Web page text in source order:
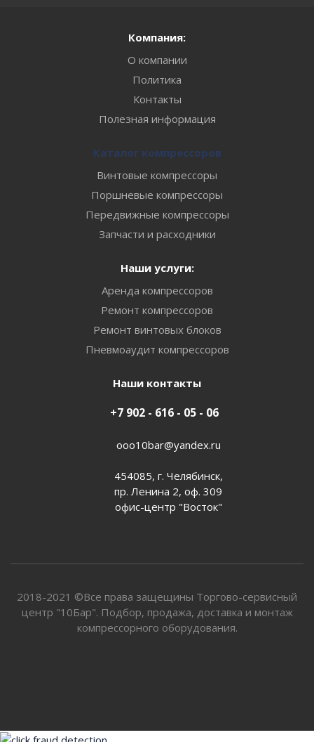
Компания:
О компании
Политика
Контакты
Полезная информация
Каталог компрессоров
Винтовые компрессоры
Поршневые компрессоры
Передвижные компрессоры
Запчасти и расходники
Наши услуги:
Аренда компрессоров
Ремонт компрессоров
Ремонт винтовых блоков
Пневмоаудит компрессоров
Наши контакты
+7 902 - 616 - 05 - 06
ooo10bar@yandex.ru
454085, г. Челябинск,
пр. Ленина 2, оф. 309
офис-центр "Восток"
2018-2021 ©Все права защещины Торгово-сервисный
центр "10Бар". Подбор, продажа, доставка и монтаж
компрессорного оборудования.